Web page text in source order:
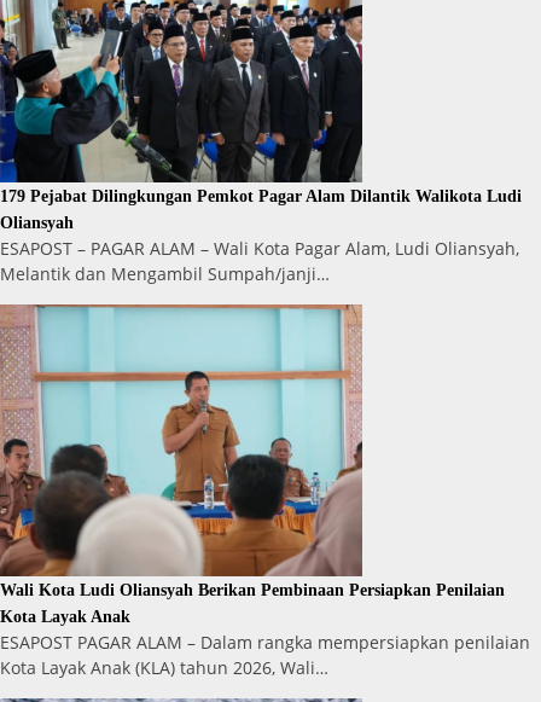
179 Pejabat Dilingkungan Pemkot Pagar Alam Dilantik Walikota Ludi
Oliansyah
ESAPOST – PAGAR ALAM – Wali Kota Pagar Alam, Ludi Oliansyah,
Melantik dan Mengambil Sumpah/janji…
Wali Kota Ludi Oliansyah Berikan Pembinaan Persiapkan Penilaian
Kota Layak Anak
ESAPOST PAGAR ALAM – Dalam rangka mempersiapkan penilaian
Kota Layak Anak (KLA) tahun 2026, Wali…